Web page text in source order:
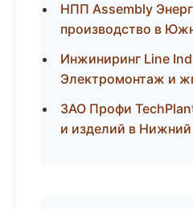
НПП Assembly
производство в
Инжиниринг Line
Электромонтаж и
ЗАО Профи
и изделий в